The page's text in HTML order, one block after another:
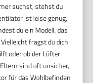
suchst, stehst du
ist leise genug,
du ein Modell, das
fragst du dich
oder ob der Lüfter
sind oft unsicher,
für das Wohlbefinden